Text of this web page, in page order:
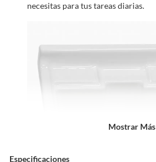
necesitas para tus tareas diarias.
Mostrar Más
Especificaciones